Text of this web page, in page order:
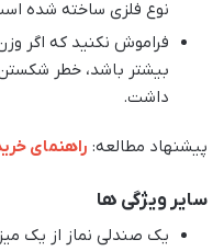
نوع فلزی ساخته شده
فراموش نکنید که اگر
بیشتر باشد، خطر
داشت.
پیشنهاد مطالعه: راهنمای
سایر ویژگی ها
یک صندلی نماز از یک